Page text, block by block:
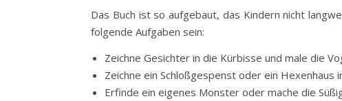
Das Buch ist so aufgebaut, das Kindern nicht
folgende Aufgaben sein:
Zeichne Gesichter in die Kürbisse und male die
Zeichne ein Schloßgespenst oder ein Hexenhaus
Erfinde ein eigenes Monster oder mache die